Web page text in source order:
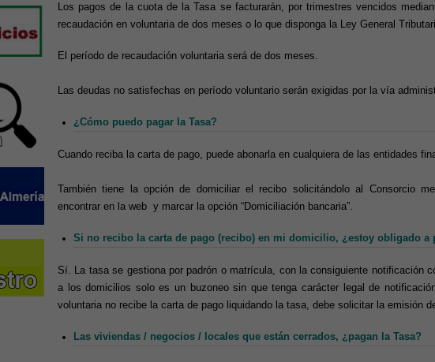
Los pagos de la cuota de la Tasa se facturarán, por trimestres vencidos
recaudación en voluntaria de dos meses o lo que disponga la Ley General
El período de recaudación voluntaria será de dos meses.
Las deudas no satisfechas en período voluntario serán exigidas por la vía
¿Cómo puedo pagar la Tasa?
Cuando reciba la carta de pago, puede abonarla en cualquiera de las entidades
También tiene la opción de domiciliar el recibo solicitándolo al Consorcio
encontrar en la web y marcar la opción “Domiciliación bancaria”.
Si no recibo la carta de pago (recibo) en mi domicilio, ¿estoy obligado a
Sí. La tasa se gestiona por padrón o matrícula, con la consiguiente notificación
a los domicilios solo es un buzoneo sin que tenga carácter legal de
voluntaria no recibe la carta de pago liquidando la tasa, debe solicitar la emisión
Las viviendas / negocios / locales que están cerrados, ¿pagan la Tasa?